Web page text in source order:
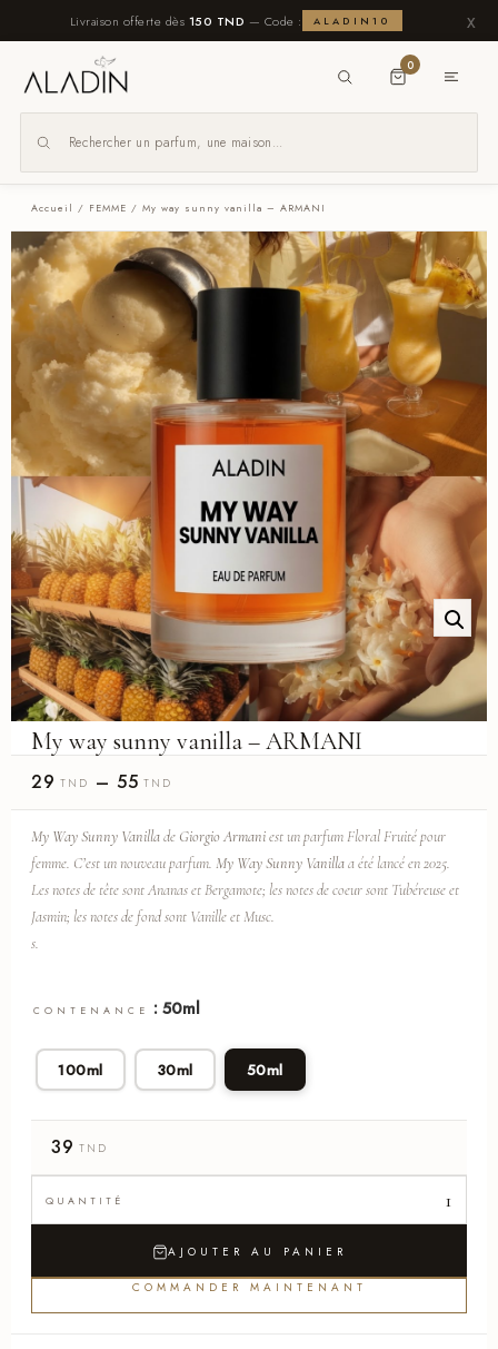
Livraison offerte dès 150 TND — Code : ALADIN10 x
0
x
Homme
Femme
Unisexe
Nos
Packs
Accueil / FEMME / My way sunny vanilla – ARMANI
My way sunny vanilla – ARMANI
29 TND – 55 TND
My Way Sunny Vanillade Giorgio Armaniest un parfum Floral Fruité pour
femme. C’est un nouveau parfum. My Way Sunny Vanillaa été lancé en 2025.
Les notes de tête sont Ananas et Bergamote; les notes de coeur sont Tubéreuse et
Jasmin; les notes de fond sont Vanille et Musc.
s.
CONTENANCE : 50ml
100ml 30ml 50ml
39 TND
AJOUTER AU PANIER
COMMANDER MAINTENANT